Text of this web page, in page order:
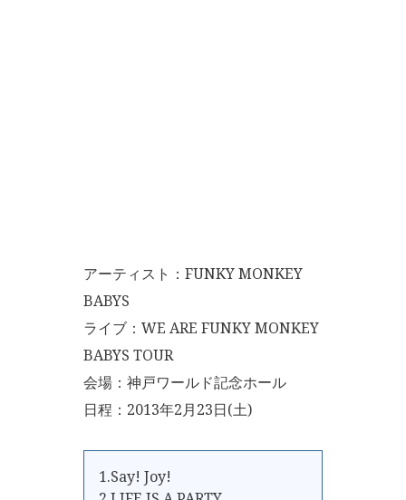
アーティスト：FUNKY MONKEY
BABYS
ライブ：WE ARE FUNKY MONKEY
BABYS TOUR
会場：神戸ワールド記念ホール
日程：2013年2月23日(土)
1.Say! Joy!